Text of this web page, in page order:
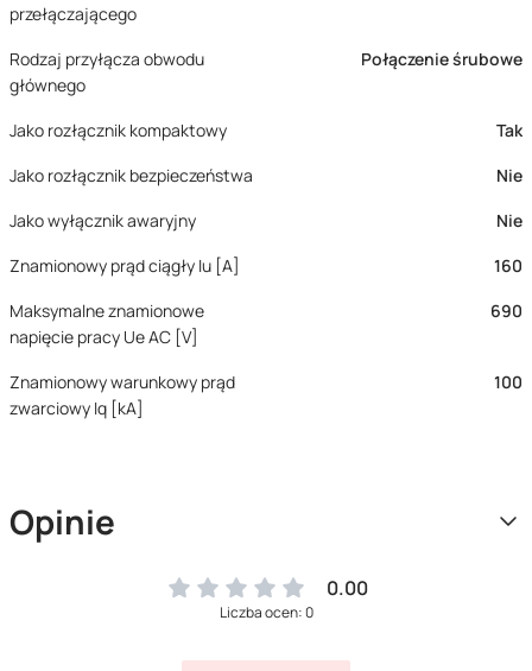
przełączającego
Rodzaj przyłącza obwodu
głównego
Połączenie śrubowe
Jako rozłącznik kompaktowy
Tak
Jako rozłącznik bezpieczeństwa
Nie
Jako wyłącznik awaryjny
Nie
Znamionowy prąd ciągły Iu [A]
160
Maksymalne znamionowe
napięcie pracy Ue AC [V]
690
Znamionowy warunkowy prąd
zwarciowy Iq [kA]
100
Opinie
0.00
Liczba ocen: 0